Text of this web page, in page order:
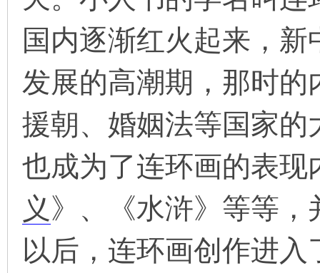
国内逐渐红火起来，
发展的高潮期，那时
援朝、婚姻法等国家
也成为了连环画的表现
义 》、《水浒》等等
以后，连环画创作进